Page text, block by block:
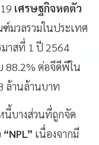
เศรษฐกิจหดตัว
มวลรวมในประเทศ
าสที่ 1 ปี 2564
88.2% ต่อจีดีพีใน
ล้านล้านบาท
นี้บางส่วนที่ถูกจัด
“NPL” เนื่องจากมี